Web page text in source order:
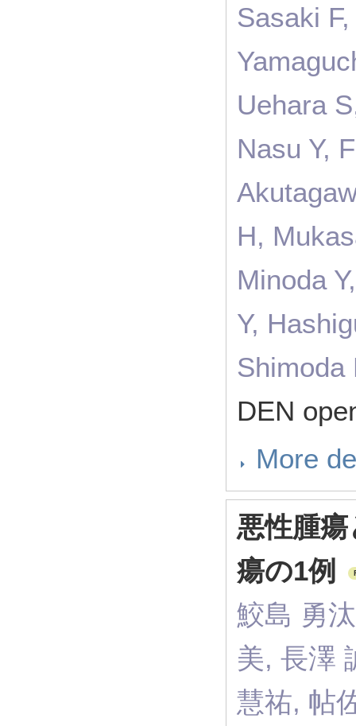
Sasaki
Uehara
Nasu Y,
H,
Minoda
Y,
Shimoda
DEN
More
悪性腫
瘍の1例
鮫島 勇
美, 長澤
慧祐, 帖